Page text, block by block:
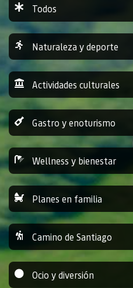
Todos
Naturaleza y deporte
Actividades culturales
Gastro y enoturismo
Wellness y bienestar
Planes en familia
Camino de Santiago
Ocio y diversión